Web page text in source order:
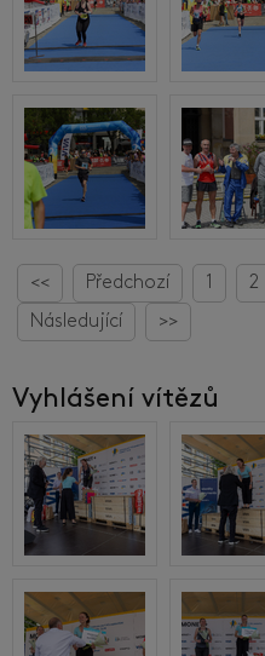
<< Předchozí 1 2
Následující
>>
Vyhlášení vítězů